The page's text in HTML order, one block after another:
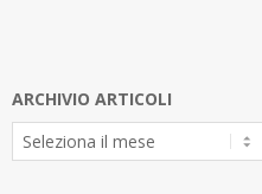
ARCHIVIO ARTICOLI
Archivio
Articoli